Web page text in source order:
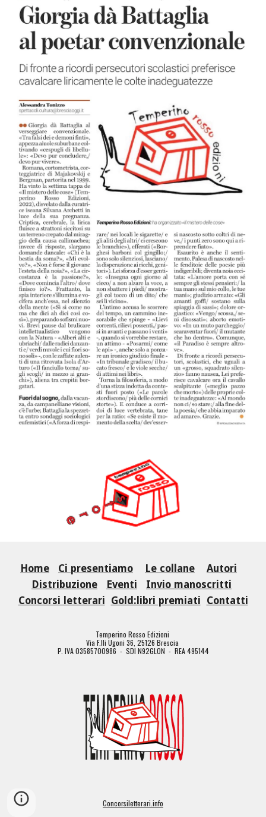
Home Ci presentiamo Le collane
Autori
Distribuzione
Eventi
Invio manoscritti
Concorsi letterari Gold:libri premiati Contatti
Temperino Rosso Edizioni
Via F.lli Ugoni 36, 25126 Brescia
P. IVA 03585700986 - SDI N92GLON - REA 495144
Concorsiletterari.info